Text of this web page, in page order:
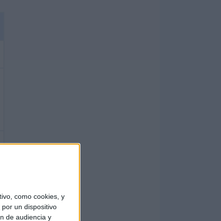
como cookies, y
un dispositivo
de audiencia y